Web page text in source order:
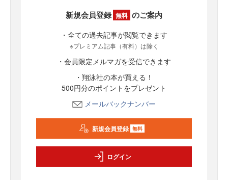
新規会員登録 無料 のご案内
・全ての過去記事が閲覧できます
※プレミアム記事（有料）は除く
・会員限定メルマガを受信できます
・翔泳社の本が買える！
500円分のポイントをプレゼント
メールバックナンバー
新規会員登録 無料
ログイン